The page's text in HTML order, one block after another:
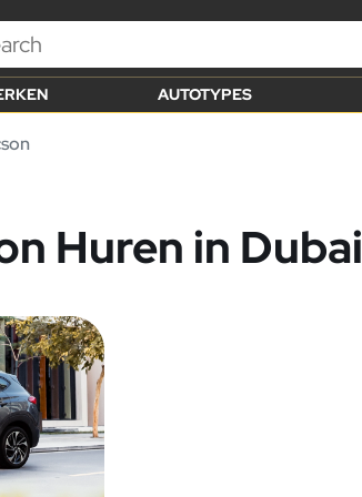
AUTOTYPES
Huren in Dubai